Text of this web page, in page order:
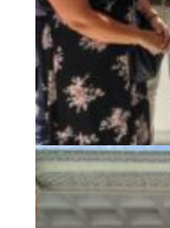
ΚΟΙΝΩΝΙΑ | 07/
Το